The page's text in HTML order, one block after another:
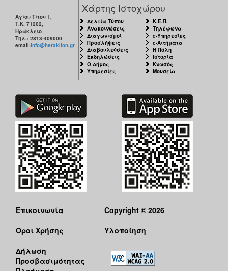
ΠΟΛΙΤΙΣΜΟΣ
ΑΝΘΕΚΤΙΚΗ
Αγίου Τίτου 1,
Τ.Κ. 71202,
Ηράκλειο
Τηλ.: 2813-409000
email:info@heraklion.gr
Χάρτης Ιστοχώρου
Δελτία Τύπου
Ανακοινώσεις
Διαγωνισμοί
Προσλήψεις
Διαβουλεύσεις
Εκδηλώσεις
Ο Δήμος
Υπηρεσίες
Κ.Ε.Π.
Τηλέφωνα
e-Υπηρεσίες
e-Αιτήματα
Η Πόλη
Ιστορία
Κνωσός
Μουσεία
Επικοινωνία
Όροι Χρήσης
Δήλωση
Προσβασιμότητας
Copyright © 2026
Υλοποίηση